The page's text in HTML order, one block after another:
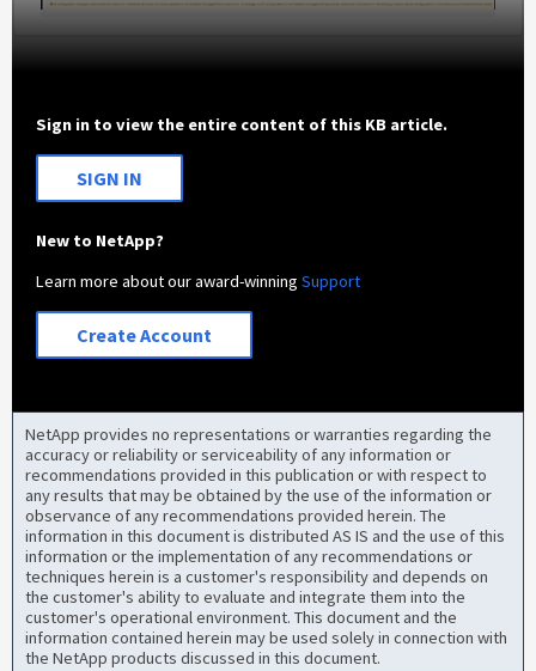
Sign in to view the entire content of this KB article.
SIGN IN
New to NetApp?
Learn more about our award-winningSupport
Create Account
NetApp provides no representations or warranties regarding the
accuracy or reliability or serviceability of any information or
recommendations provided in this publication or with respect to
any results that may be obtained by the use of the information or
observance of any recommendations provided herein. The
information in this document is distributed AS IS and the use of this
information or the implementation of any recommendations or
techniques herein is a customer's responsibility and depends on
the customer's ability to evaluate and integrate them into the
customer's operational environment. This document and the
information contained herein may be used solely in connection with
the NetApp products discussed in this document.